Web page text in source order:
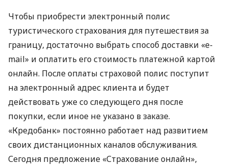
Чтобы приобрести электронный полис
туристического страхования для путешествия за
границу, достаточно выбрать способ доставки «e-
mail» и оплатить его стоимость платежной картой
онлайн. После оплаты страховой полис поступит
на электронный адрес клиента и будет
действовать уже со следующего дня после
покупки, если иное не указано в заказе.
«Кредобанк» постоянно работает над развитием
своих дистанционных каналов обслуживания.
Сегодня предложение «Страхование онлайн»,